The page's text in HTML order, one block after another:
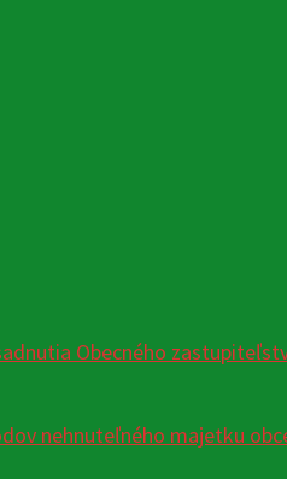
Obecného
nehnuteľného majetku